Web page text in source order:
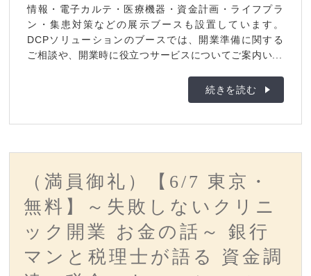
情報・電子カルテ・医療機器・資金計画・ライフプラ
ン・集患対策などの展示ブースも設置しています。
DCPソリューションのブースでは、開業準備に関する
ご相談や、開業時に役立つサービスについてご案内い...
続きを読む
（満員御礼）【6/7 東京・
無料】～失敗しないクリニ
ック開業 お金の話～ 銀行
マンと税理士が語る 資金調